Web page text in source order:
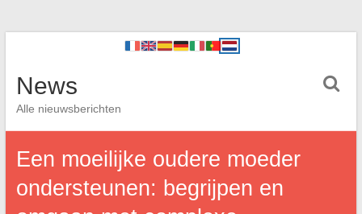
News
Alle nieuwsberichten
Een moeilijke oudere moeder
ondersteunen: begrijpen en